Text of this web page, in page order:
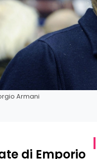
Armani
di Emporio